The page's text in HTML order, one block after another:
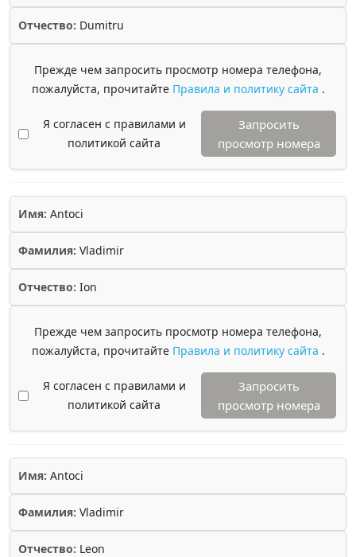
Отчество: Dumitru
Прежде чем запросить просмотр номера телефона,
пожалуйста, прочитайте Правила и политику сайта .
Я согласен с правилами и
политикой сайта
Запросить
просмотр номера
Имя: Antoci
Фамилия: Vladimir
Отчество: Ion
Прежде чем запросить просмотр номера телефона,
пожалуйста, прочитайте Правила и политику сайта .
Я согласен с правилами и
политикой сайта
Запросить
просмотр номера
Имя: Antoci
Фамилия: Vladimir
Отчество: Leon